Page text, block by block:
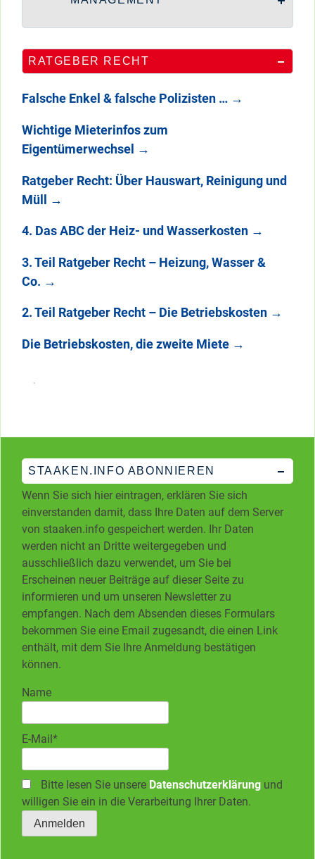
RATGEBER RECHT
Falsche Enkel & falsche Polizisten … →
Wichtige Mieterinfos zum
Eigentümerwechsel →
Ratgeber Recht: Über Hauswart, Reinigung und
Müll →
4. Das ABC der Heiz- und Wasserkosten →
3. Teil Ratgeber Recht – Heizung, Wasser &
Co. →
2. Teil Ratgeber Recht – Die Betriebskosten →
Die Betriebskosten, die zweite Miete →
STAAKEN.INFO ABONNIEREN
Wenn Sie sich hier eintragen, erklären Sie sich
einverstanden damit, dass Ihre Daten auf dem Server
von staaken.info gespeichert werden. Ihr Daten
werden nicht an Dritte weitergegeben und
ausschließlich dazu verwendet, um Sie bei
Erscheinen neuer Beiträge auf dieser Seite zu
informieren und um unseren Newsletter zu
empfangen. Nach dem Absenden dieses Formulars
bekommen Sie eine Email zugesandt, die einen Link
enthält, mit dem Sie Ihre Anmeldung bestätigen
können.
Name
E-Mail*
Bitte lesen Sie unsere Datenschutzerklärung und
willigen Sie ein in die Verarbeitung Ihrer Daten.